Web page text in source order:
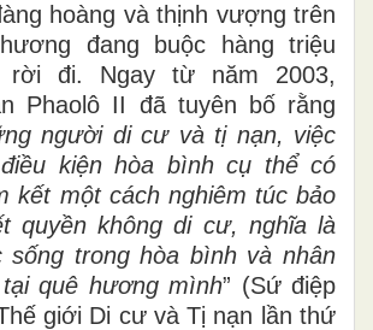
hoàng và thịnh vượng trên
đang buộc hàng triệu
rời đi. Ngay từ năm 2003,
Phaolô II đã tuyên bố rằng
người di cư và tị nạn, việc
kiện hòa bình cụ thể có
kết mộtcách nghiêm túc bảo
quyền không di cư, nghĩa là
sống trong hòa bình và nhân
quê hương mình” (Sứ điệp
giới Di cư và Tị nạn lần thứ